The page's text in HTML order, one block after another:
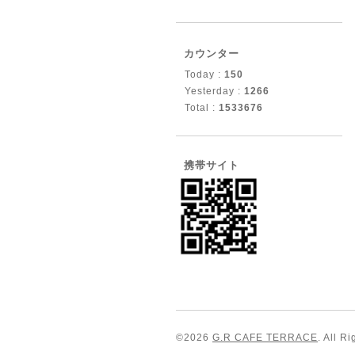
カウンター
Today : 150
Yesterday : 1266
Total : 1533676
携帯サイト
©2026 G.R CAFE TERRACE. All